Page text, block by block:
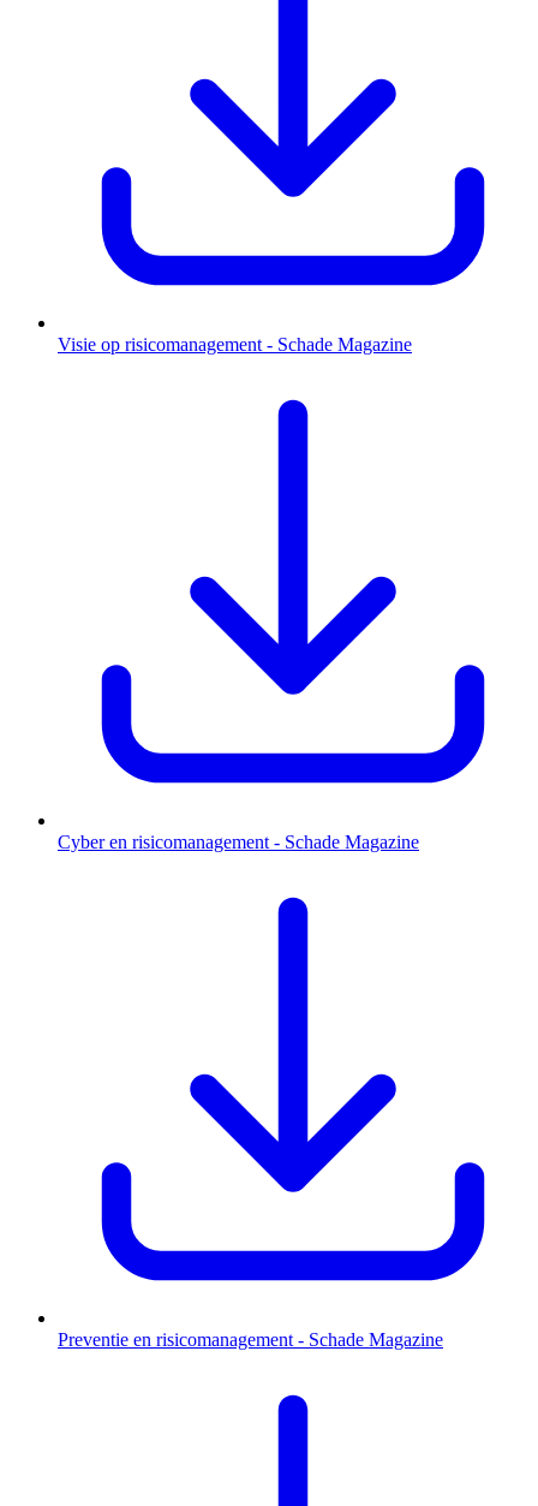
Visie op risicomanagement - Schade Magazine
Cyber en risicomanagement - Schade Magazine
Preventie en risicomanagement - Schade Magazine